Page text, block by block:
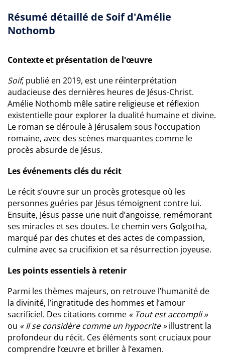
Résumé détaillé de Soif d'Amélie
Nothomb
Contexte et présentation de l'œuvre
Soif, publié en 2019, est une réinterprétation
audacieuse des dernières heures de Jésus-Christ.
Amélie Nothomb mêle satire religieuse et réflexion
existentielle pour explorer la dualité humaine et divine.
Le roman se déroule à Jérusalem sous l’occupation
romaine, avec des scènes marquantes comme le
procès absurde de Jésus.
Les événements clés du récit
Le récit s’ouvre sur un procès grotesque où les
personnes guéries par Jésus témoignent contre lui.
Ensuite, Jésus passe une nuit d’angoisse, remémorant
ses miracles et ses doutes. Le chemin vers Golgotha,
marqué par des chutes et des actes de compassion,
culmine avec sa crucifixion et sa résurrection joyeuse.
Les points essentiels à retenir
Parmi les thèmes majeurs, on retrouve l’humanité de
la divinité, l’ingratitude des hommes et l’amour
sacrificiel. Des citations comme « Tout est accompli »
ou « Il se considère comme un hypocrite »illustrent la
profondeur du récit. Ces éléments sont cruciaux pour
comprendre l’œuvre et briller à l’examen.